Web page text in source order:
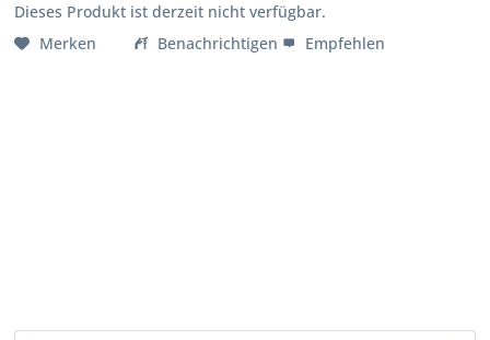
Dieses Produkt ist derzeit nicht verfügbar.
Merken
Benachrichtigen Empfehlen